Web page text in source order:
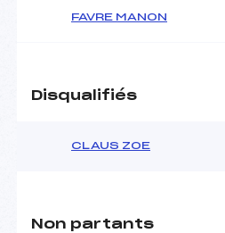
FAVRE MANON
Disqualifiés
CLAUS ZOE
Non partants